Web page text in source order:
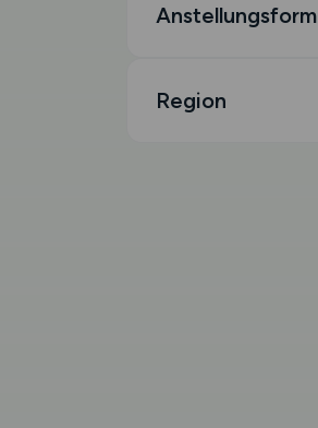
Anstellungsform
Region